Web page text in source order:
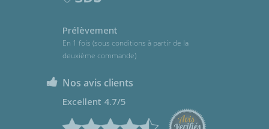
Prélèvement
En 1 fois (sous conditions à partir de la
deuxième commande)
Nos avis clients
Excellent 4.7/5